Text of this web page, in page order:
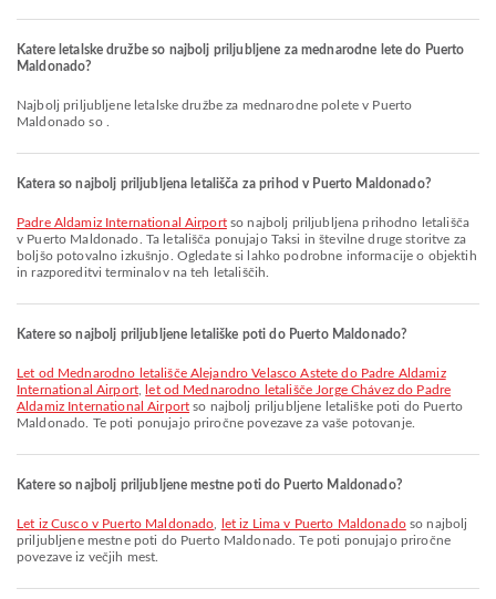
Katere letalske družbe so najbolj priljubljene za mednarodne lete do Puerto
Maldonado?
Najbolj priljubljene letalske družbe za mednarodne polete v Puerto
Maldonado so .
Katera so najbolj priljubljena letališča za prihod v Puerto Maldonado?
Padre Aldamiz International Airportso najbolj priljubljena prihodno letališča
v Puerto Maldonado. Ta letališča ponujajo Taksi in številne druge storitve za
boljšo potovalno izkušnjo. Ogledate si lahko podrobne informacije o objektih
in razporeditvi terminalov na teh letališčih.
Katere so najbolj priljubljene letališke poti do Puerto Maldonado?
let od Mednarodno letališče Alejandro Velasco Astete do Padre Aldamiz
International Airport,
let od Mednarodno letališče Jorge Chávez do Padre
Aldamiz International Airport so najbolj priljubljene letališke poti do Puerto
Maldonado. Te poti ponujajo priročne povezave za vaše potovanje.
Katere so najbolj priljubljene mestne poti do Puerto Maldonado?
let iz Cusco v Puerto Maldonado let iz Lima v Puerto Maldonadoso najbolj
priljubljene mestne poti do Puerto Maldonado. Te poti ponujajo priročne
povezave iz večjih mest.